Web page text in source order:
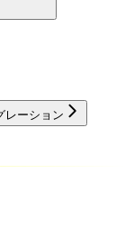
レーション